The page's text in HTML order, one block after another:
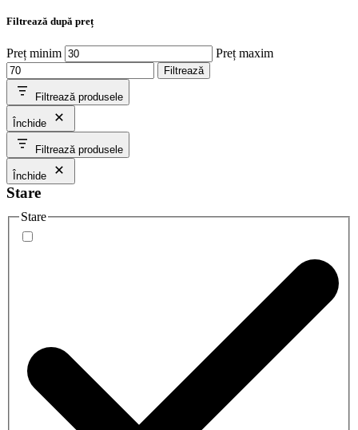
Filtrează după preț
Preț minim Preț maxim
Filtrează
Filtrează produsele
Închide
Filtrează produsele
Închide
Stare
Stare